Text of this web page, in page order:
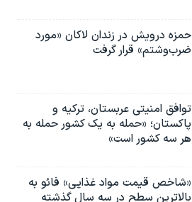
حمزه درویش در زندان لاکان «مورد
ضرب‌وشتم» قرار گرفت
توافق امنیتی عربستان، ترکیه و
پاکستان؛ «حمله به یک کشور حمله به
هر سه کشور است»
«شاخص قیمت مواد غذایی» فائو به
بالاترین سطح در سه سال گذشته